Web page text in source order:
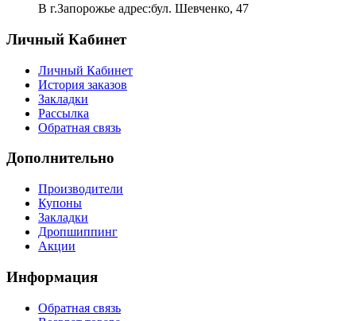
В г.Запорожье адрес:бул. Шевченко, 47
Личный Кабинет
Личный Кабинет
История заказов
Закладки
Рассылка
Обратная связь
Дополнительно
Производители
Купоны
Закладки
Дропшиппинг
Акции
Информация
Обратная связь